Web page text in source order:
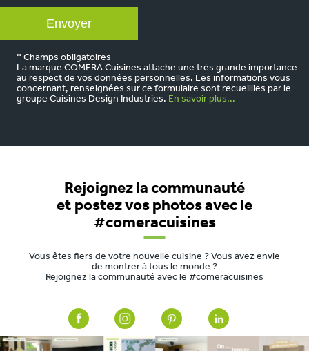
* Champs obligatoires
La marque COMERA Cuisines attache une très grande importance
au respect de vos données personnelles. Les informations vous
concernant, renseignées sur ce formulaire sont recueillies par le
groupe Cuisines Design Industries. En savoir plus...
Rejoignez la communauté
et postez vos photos avec le
#comeracuisines
Vous êtes fiers de votre nouvelle cuisine ? Vous avez envie
de montrer à tous le monde ?
Rejoignez la communauté avec le #comeracuisines